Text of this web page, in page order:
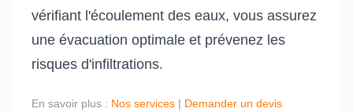
vérifiant l'écoulement des eaux, vous assurez
une évacuation optimale et prévenez les
risques d'infiltrations.
En savoir plus : Nos services | Demander un devis